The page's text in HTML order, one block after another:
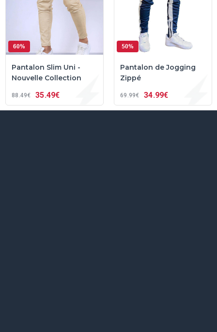
60%
Pantalon Slim Uni -
Nouvelle Collection
88 49€ 35 49€
50%
Pantalon de Jogging
Zippé
69 99€ 34 99€